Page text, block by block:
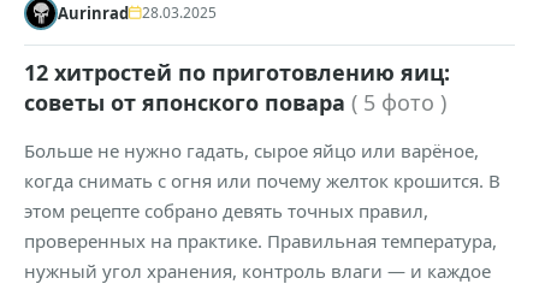
Aurinrad 28.03.2025
12 хитростей по приготовлению яиц:
советы от японского повара ( 5 фото )
Больше не нужно гадать, сырое яйцо или варёное,
когда снимать с огня или почему желток крошится. В
этом рецепте собрано девять точных правил,
проверенных на практике. Правильная температура,
нужный угол хранения, контроль влаги — и каждое